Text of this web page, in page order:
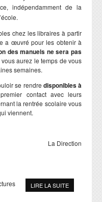
indépendamment de la
chez les libraires à partir
a œuvré pour les obtenir à
des manuels ne sera pas
aurez le temps de vous
semaines.
se rendre disponibles à
contact avec leurs
la rentrée scolaire vous
viennent.
La Direction
LIRE LA SUITE